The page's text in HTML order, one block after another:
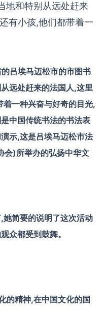
地和特别从远处赶来
有小孩,他们都带着一
吕埃马迈松市的市图书
远处赶来的法国人,这里
一种兴奋与好奇的目光,
中国传统书法的书法表
示,这是吕埃马迈松市法
会)所举办的弘扬中华文
简要的说明了这次活动
众都受到鼓舞。
的精神,在中国文化的国